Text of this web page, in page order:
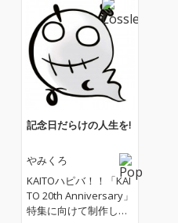
記念日だらけの人生を!
やみくろ
KAITOハピバ！！「KAI
TO 20th Anniversary」
特集に向けて制作した